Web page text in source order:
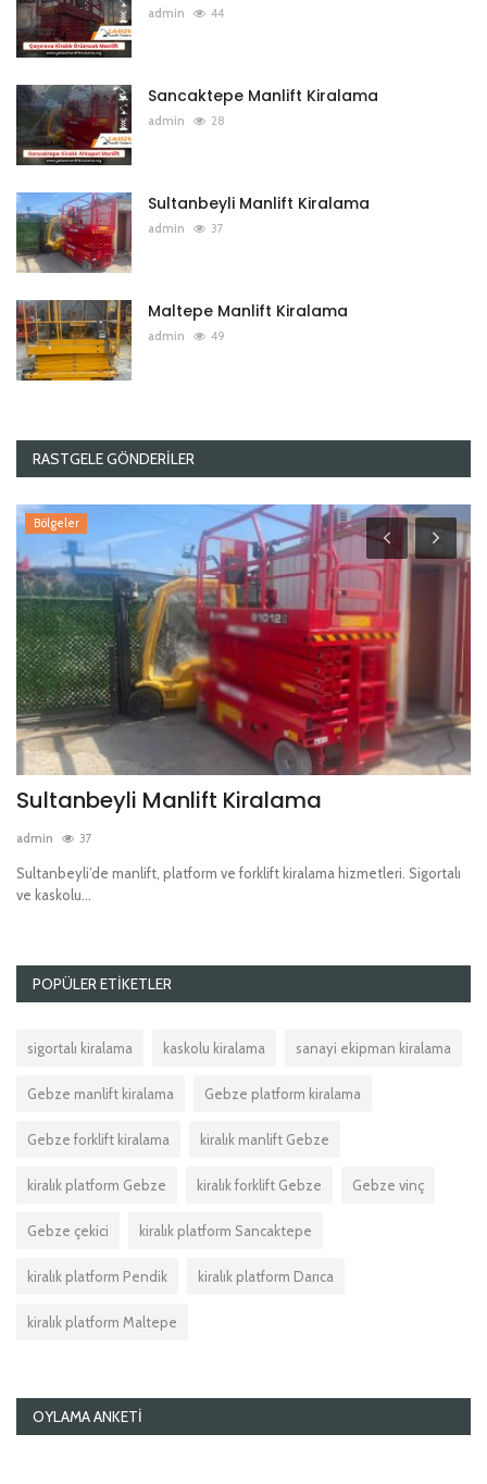
admin 44
Sancaktepe Manlift Kiralama
admin 28
Sultanbeyli Manlift Kiralama
admin 37
Maltepe Manlift Kiralama
admin 49
RASTGELE GÖNDERILER
Bölgeler
Sultanbeyli Manlift Kiralama
admin 37
Sultanbeyli’de manlift, platform ve forklift kiralama hizmetleri. Sigortalı
ve kaskolu...
POPÜLER ETIKETLER
sigortalı kiralama kaskolu kiralama sanayi ekipman kiralama
Gebze manlift kiralama Gebze platform kiralama
Gebze forklift kiralama kiralık manlift Gebze
kiralık platform Gebze kiralık forklift Gebze Gebze vinç
Gebze çekici kiralık platform Sancaktepe
kiralık platform Pendik kiralık platform Darıca
kiralık platform Maltepe
OYLAMA ANKETI